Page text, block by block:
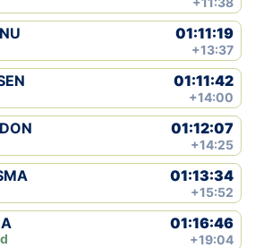
01:11:19
+13:37
01:11:42
+14:00
01:12:07
+14:25
01:13:34
+15:52
01:16:46
+19:04